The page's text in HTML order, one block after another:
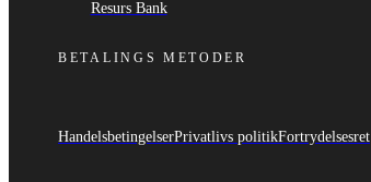
Resurs Bank
BETALINGS METODER
HandelsbetingelserPrivatlivs politikFortrydelsesret